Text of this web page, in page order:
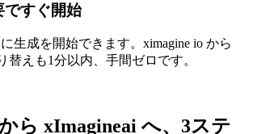
ですぐ開始
生成を開始できます。ximagine io から
替えも1分以内、手間ゼロです。
ら xImagineai へ、3ステ